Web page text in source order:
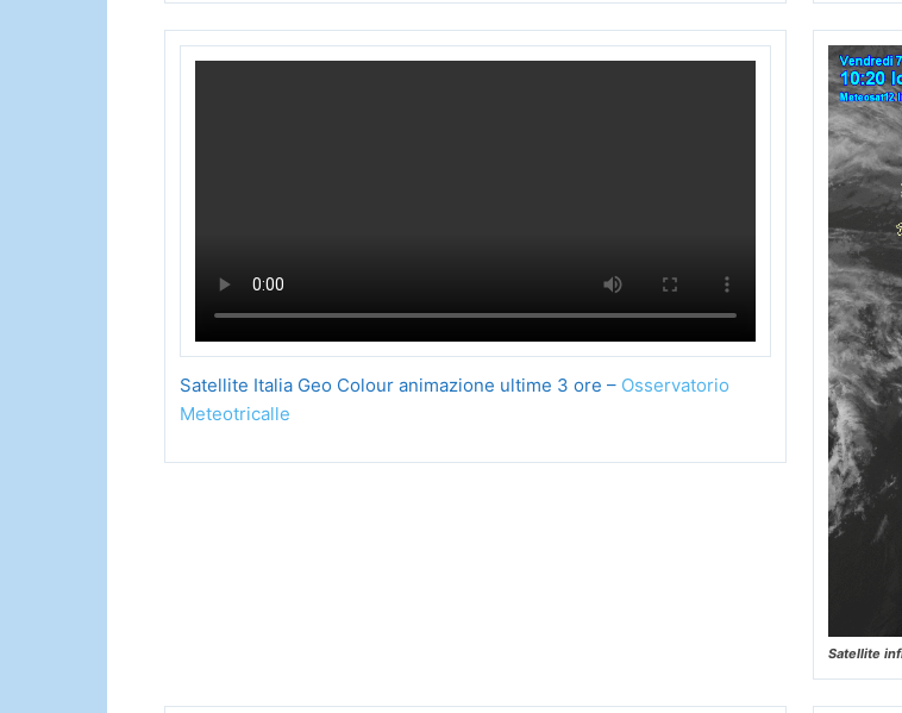
Satellite Italia Geo Colour animazione ultime 3 ore – Osservatorio
Meteotricalle
Satellite